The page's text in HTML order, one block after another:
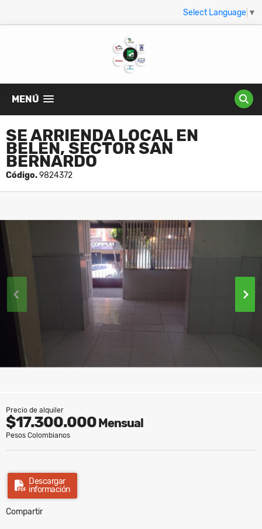
Select Language ▼
MENÚ
SE ARRIENDA LOCAL EN
BELEN, SECTOR SAN
BERNARDO
Código.9824372
Precio de alquiler
$17.300.000Mensual
Pesos Colombianos
Descargar
información
Compartir